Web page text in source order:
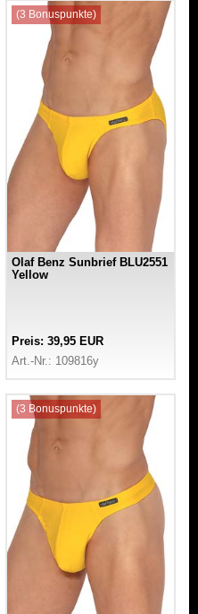
(3 Bonuspunkte)
Olaf Benz Sunbrief BLU2551
Yellow
Preis: 39,95 EUR
Art.-Nr.: 109816y
(3 Bonuspunkte)